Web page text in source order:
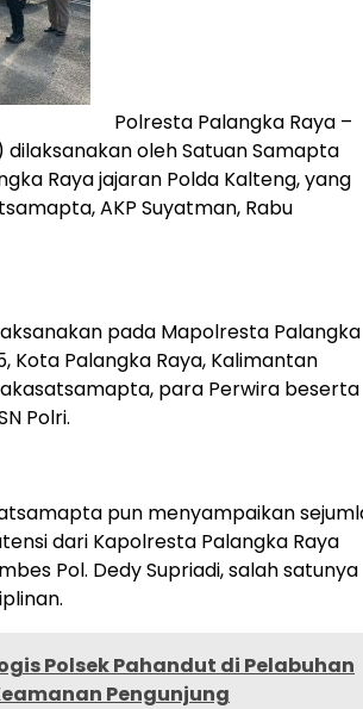
Polresta Palangka Raya –
dilaksanakan oleh Satuan Samapta
Raya jajaran Polda Kalteng, yang
AKP Suyatman, Rabu
pada Mapolresta Palangka
Kota Palangka Raya, Kalimantan
para Perwira beserta
Polri.
pun menyampaikan
dari Kapolresta Palangka Raya
Pol. Dedy Supriadi, salah satunya
Polsek Pahandut di Pelabuhan
Pengunjung